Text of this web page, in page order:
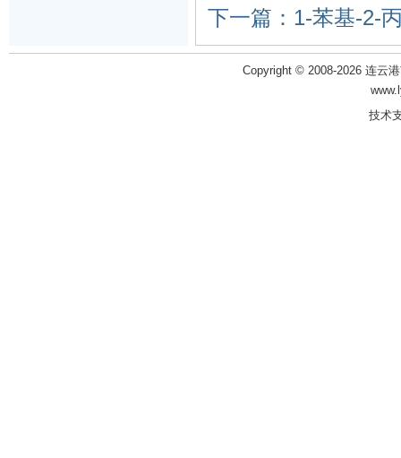
下一篇：1-苯基-2-
Copyright © 2008-2026 连云
技术